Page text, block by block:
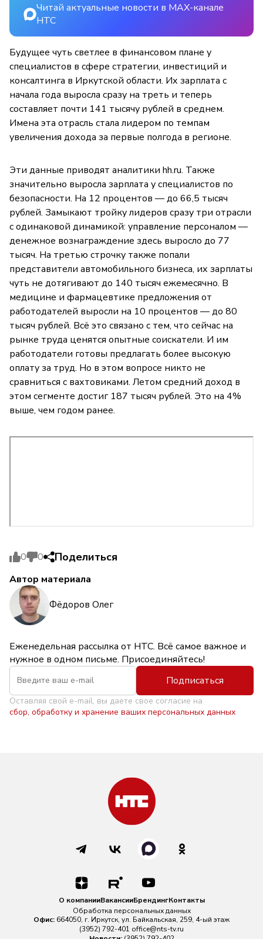
Читай актуальные новости в MAX-канале
НТС
Будущее чуть светлее в финансовом плане у
специалистов в сфере стратегии, инвестиций и
консалтинга в Иркутской области. Их зарплата с
начала года выросла сразу на треть и теперь
составляет почти 141 тысячу рублей в среднем.
Имена эта отрасль стала лидером по темпам
увеличения дохода за первые полгода в регионе.
Эти данные приводят аналитики hh.ru. Также
значительно выросла зарплата у специалистов по
безопасности. На 12 процентов — до 66,5 тысяч
рублей. Замыкают тройку лидеров сразу три отрасли
с одинаковой динамикой: управление персоналом —
денежное вознаграждение здесь выросло до 77
тысяч. На третью строчку также попали
представители автомобильного бизнеса, их зарплаты
чуть не дотягивают до 140 тысяч ежемесячно. В
медицине и фармацевтике предложения от
работодателей выросли на 10 процентов — до 80
тысяч рублей. Всё это связано с тем, что сейчас на
рынке труда ценятся опытные соискатели. И им
работодатели готовы предлагать более высокую
оплату за труд. Но в этом вопросе никто не
сравниться с вахтовиками. Летом средний доход в
этом сегменте достиг 187 тысяч рублей. Это на 4%
выше, чем годом ранее.
0 0 Поделиться
Автор материала
Фёдоров Олег
Еженедельная рассылка от НТС. Всё самое важное и
нужное в одном письме. Присоединяйтесь!
Подписаться
Оставляя свой e-mail, вы даете свое согласие на
сбор, обработку и хранение ваших персональных данных
О компанииВакансииБрендингКонтакты
Обработка персональных данных
Офис: 664050, г. Иркутск, ул. Байкальская, 259, 4-ый этаж
(3952) 792-401 office@nts-tv.ru